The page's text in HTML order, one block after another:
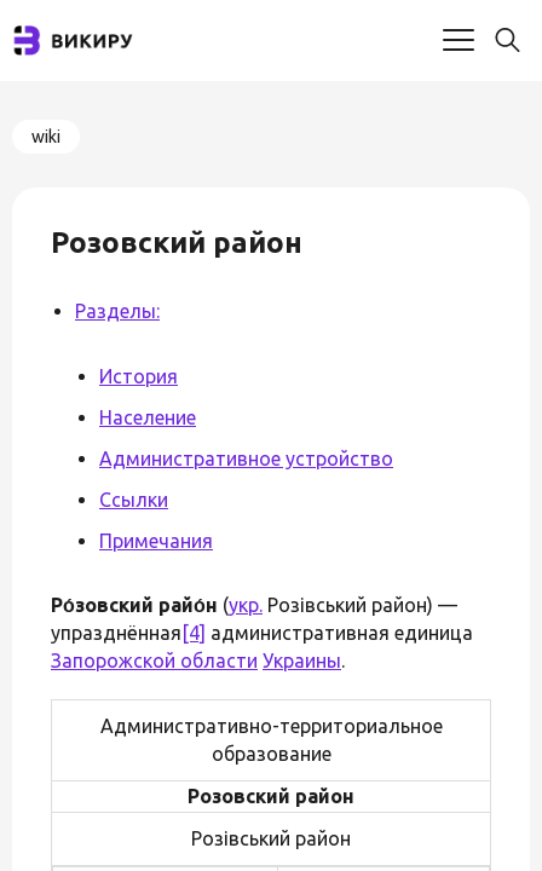
wiki
Розовский район
Разделы:
История
Население
Административное устройство
Ссылки
Примечания
Ро́зовский райо́н (укр. Розівський район) —
упразднённая [4] административная единица
Запорожской области Украины.
Административно-территориальное
образование
Розовский район
Розівський район